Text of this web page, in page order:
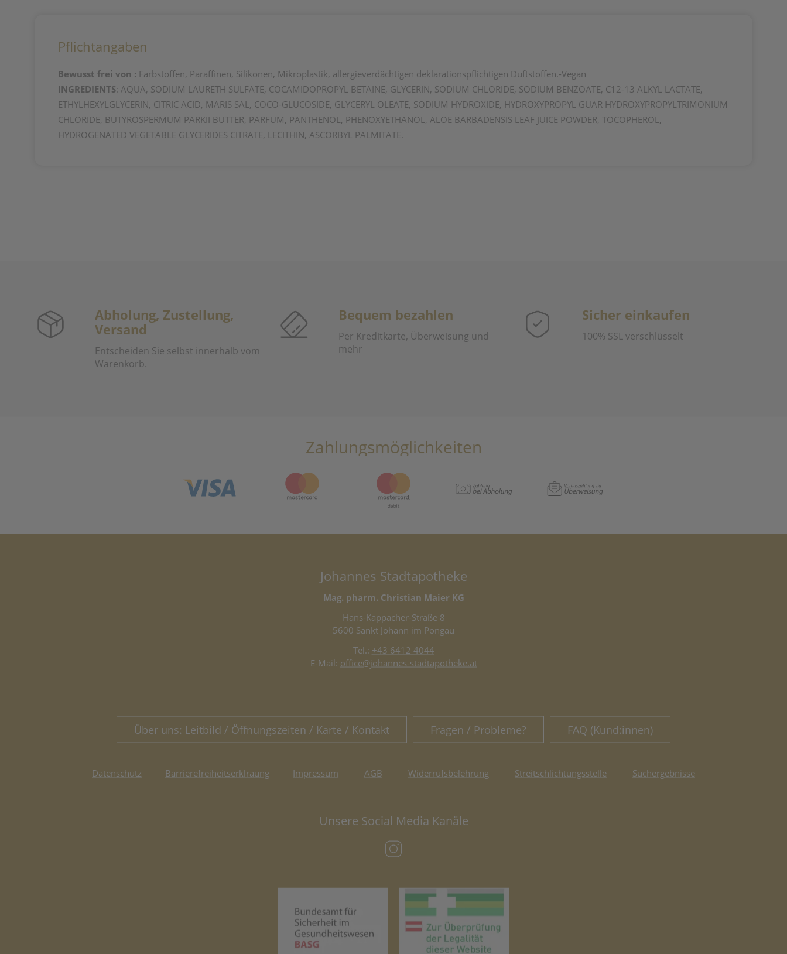
Pflichtangaben
Bewusst frei von : Farbstoffen, Paraffinen, Silikonen, Mikroplastik, allergieverdächtigen deklarationspflichtigen Duftstoffen.-Vegan
INGREDIENTS: AQUA, SODIUM LAURETH SULFATE, COCAMIDOPROPYL BETAINE, GLYCERIN, SODIUM CHLORIDE, SODIUM BENZOATE, C12-13 ALKYL LACTATE,
ETHYLHEXYLGLYCERIN, CITRIC ACID, MARIS SAL, COCO-GLUCOSIDE, GLYCERYL OLEATE, SODIUM HYDROXIDE, HYDROXYPROPYL GUAR HYDROXYPROPYLTRIMONIUM
CHLORIDE, BUTYROSPERMUM PARKII BUTTER, PARFUM, PANTHENOL, PHENOXYETHANOL, ALOE BARBADENSIS LEAF JUICE POWDER, TOCOPHEROL,
HYDROGENATED VEGETABLE GLYCERIDES CITRATE, LECITHIN, ASCORBYL PALMITATE.
Abholung, Zustellung,
Versand
Entscheiden Sie selbst innerhalb vom
Warenkorb.
Bequem bezahlen
Per Kreditkarte, Überweisung und
mehr
Sicher einkaufen
100% SSL verschlüsselt
Zahlungsmöglichkeiten
Johannes Stadtapotheke
Mag. pharm. Christian Maier KG
Hans-Kappacher-Straße 8
5600 Sankt Johann im Pongau
Tel.: +43 6412 4044
E-Mail: office@johannes-stadtapotheke.at
Über uns: Leitbild / Öffnungszeiten / Karte / Kontakt Fragen / Probleme? FAQ (Kund:innen)
Datenschutz Barrierefreiheitserklräung Impressum AGB Widerrufsbelehrung Streitschlichtungsstelle Suchergebnisse
Unsere Social Media Kanäle
(öffnet in neuem Tab)